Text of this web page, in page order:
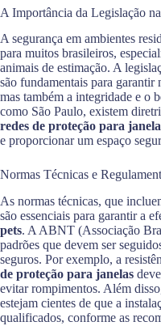
A Importância da Legislação
A segurança em ambientes
para muitos brasileiros,
animais de estimação. A
são fundamentais para garantir
mas também a integridade e o
como São Paulo, existem
redes de proteção para
e proporcionar um espaço
Normas Técnicas e
As normas técnicas, que
são essenciais para garantir a
pets. A ABNT (Associação
padrões que devem ser
seguros. Por exemplo, a
de proteção para janelas
evitar rompimentos. Além
estejam cientes de que a
qualificados, conforme as